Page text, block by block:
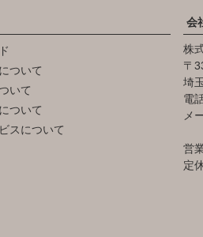
ついて
いて
ついて
スについて
会
株
埼
電
メ
営
定